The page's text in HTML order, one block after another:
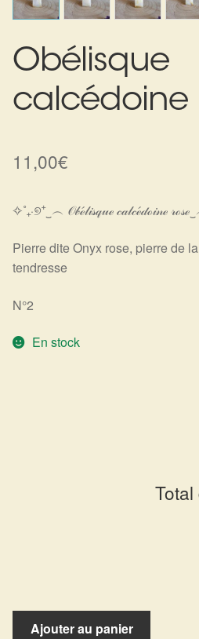
Harmonisation de l’être
Harmonisation des lieux
Soin beauté
Cadeaux de naissance
Ésotérisme : les pratiques
Mon compte
Obélisque
calcédoine
11,00€
✧˚₊‧୭⁺‿︵ 𝒪𝒷ℯ́𝓁𝒾𝓈𝓆𝓊ℯ 𝒸𝒶𝓁𝒸ℯ́𝒹ℴ𝒾𝓃ℯ
Pierre dite Onyx rose, pierre de
tendresse
N°2
En stock
quantité
Ajouter au panier